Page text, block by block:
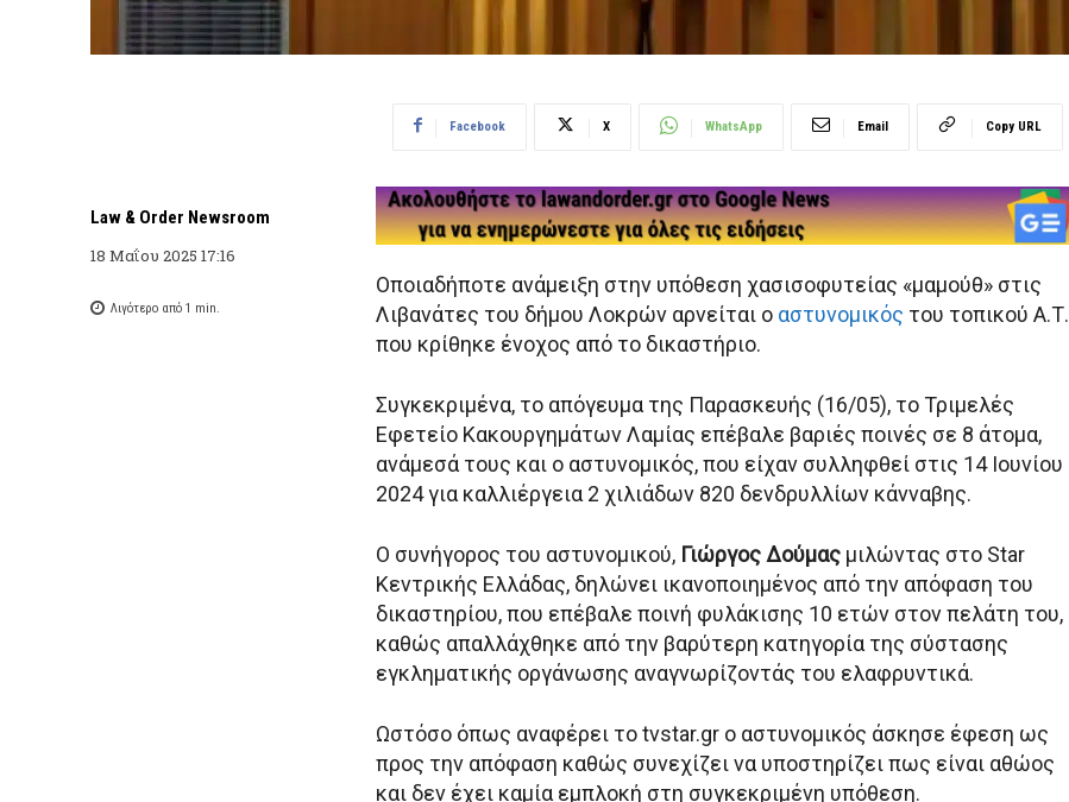
Law & Order Newsroom
18 Μαΐου 2025 17:16
Λιγότερο από 1 min.
Facebook X WhatsApp Email Copy URL
Οποιαδήποτε ανάμειξη στην υπόθεση χασισοφυτείας «μαμούθ» στις
Λιβανάτες του δήμου Λοκρών αρνείται ο αστυνομικός του τοπικού Α.Τ.
που κρίθηκε ένοχος από το δικαστήριο.
Συγκεκριμένα, το απόγευμα της Παρασκευής (16/05), το Τριμελές
Εφετείο Κακουργημάτων Λαμίας επέβαλε βαριές ποινές σε 8 άτομα,
ανάμεσά τους και ο αστυνομικός, που είχαν συλληφθεί στις 14 Ιουνίου
2024 για καλλιέργεια 2 χιλιάδων 820 δενδρυλλίων κάνναβης.
Ο συνήγορος του αστυνομικού, Γιώργος Δούμας μιλώντας στο Star
Κεντρικής Ελλάδας, δηλώνει ικανοποιημένος από την απόφαση του
δικαστηρίου, που επέβαλε ποινή φυλάκισης 10 ετών στον πελάτη του,
καθώς απαλλάχθηκε από την βαρύτερη κατηγορία της σύστασης
εγκληματικής οργάνωσης αναγνωρίζοντάς του ελαφρυντικά.
Ωστόσο όπως αναφέρει το tvstar.gr ο αστυνομικός άσκησε έφεση ως
προς την απόφαση καθώς συνεχίζει να υποστηρίζει πως είναι αθώος
και δεν έχει καμία εμπλοκή στη συγκεκριμένη υπόθεση.